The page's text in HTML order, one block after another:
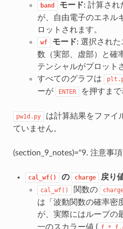
band モード: 計算され
が、自由電子のエネル
ロットされます。
wf モード: 選択され
数（実部、虚部）と確
テンシャルがプロット
すべてのグラフは
ーが
ENTER を押すまで
pw1d.py
は計算結果をファイ
ていません。
(section_9_notes)="9. 注意事
cal_wf() の charge 戻り
cal_wf() 関数の
は「波動関数の確率密
が、実際にはループの
一のスカラー値 ( f *